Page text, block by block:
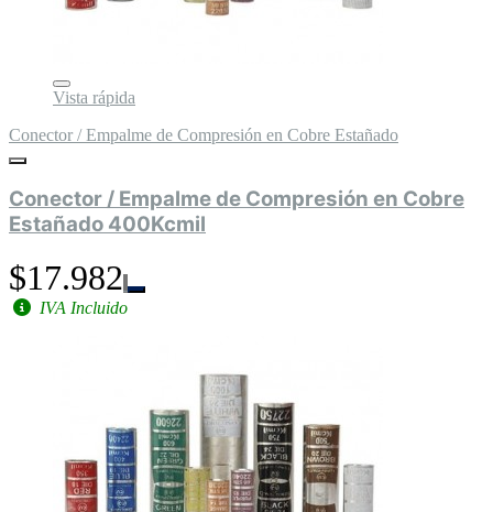
Vista rápida
Conector / Empalme de Compresión en Cobre Estañado
Conector / Empalme de Compresión en Cobre
Estañado 400Kcmil
$17.982
IVA Incluido